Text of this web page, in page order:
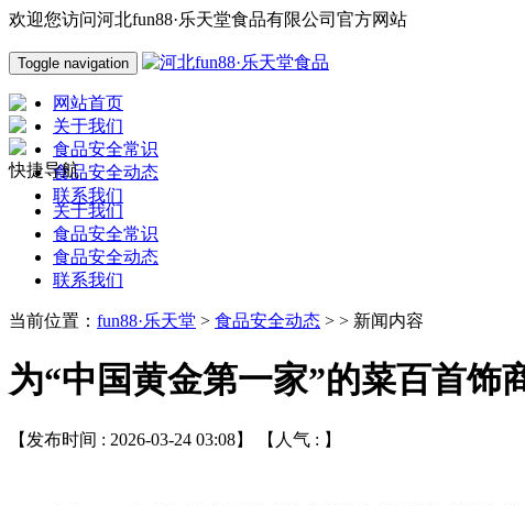
欢迎您访问河北fun88·乐天堂食品有限公司官方网站
Toggle navigation
网站首页
关于我们
食品安全常识
食品安全动态
联系我们
快捷导航
关于我们
食品安全常识
食品安全动态
联系我们
当前位置： fun88·乐天堂 > 食品安全动态 > > 新闻内容
为“中国黄金第一家”的菜百首饰
【发布时间 : 2026-03-24 03:08】 【人气 : 】